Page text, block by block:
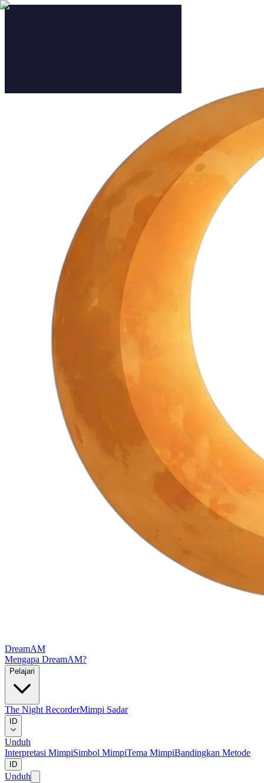
DreamAM
Mengapa DreamAM?
Pelajari
The Night RecorderMimpi Sadar
ID
Unduh
Interpretasi MimpiSimbol MimpiTema MimpiBandingkan Metode
ID
Unduh